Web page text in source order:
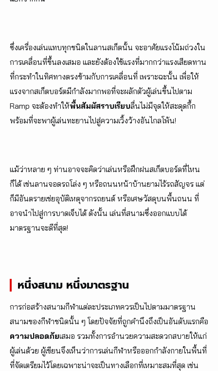
ซึ่งเครื่องเล่นแทบทุกชนิดในลานสเก็ตนั้น จะอาศัยแรงโน้มถ่วงใน
การเคลื่อนที่ขึ้นลงเสมอ และยังต้องใช้แรงที่มากกว่าแรงเสียดทาน
ที่กระทำในทิศทางตรงข้ามกับการเคลื่อนที่ เพราะฉะนั้น เพื่อให้
แรงจากสเก็ตบอร์ตมีกำลังมากพอที่จะผลักตัวผู้เล่นขึ้นไปตาม
Ramp จะต้องทำให้พื้นสัมผัสราบเรียบลื่นไม่มีจุดให้สะดุดกึ้ก
พร้อมที่จะพาผู้เล่นทะยานไปสู่ความเวิ้งว้างอันไกลโพ้น!
แม้ว่าหลาย ๆ ท่านอาจจะคิดว่าเล่นหรือฝึกฝนสเก็ตบอร์ดที่ไหน
ก็ได้ เช่นลานจอดรถโล่ง ๆ หรือถนนหน้าบ้านยามไร้รถสัญจร แต่
ก็มีอันตรายเช่ยอุบัติเหตุจากรถยนต์ หรือเศษวัสดุบนพื้นถนน ที่
อาจนำไปสู่การบาดเจ็บได้ ดังนั้น เล่นที่สนามซึ่งออกแบบได้
มาตรฐานจะดีที่สุด!
หนึ่งสนาม หนึ่งมาตรฐาน
การก่อสร้างสนามกีฬาแต่ละประเภทควรเป็นไปตามมาตรฐาน
สนามของกีฬาชนิดนั้น ๆ โดยปัจจัยที่ถูกคำนึงถึงเป็นอันดับแรกคือ
ความปลอดภัยเสมอ รวมทั้งการอำนวยความสะดวกสบายให้แก่
ผู้เล่นด้วย ผู้เขียนจึงเห็นว่าการเล่นกีฬาหรือออกกำลังกายในพื้นที่
ที่จัดเตรียมไว้โดยเฉพาะน่าจะเป็นทางเลือกที่เหมาะสมที่สุด เช่น